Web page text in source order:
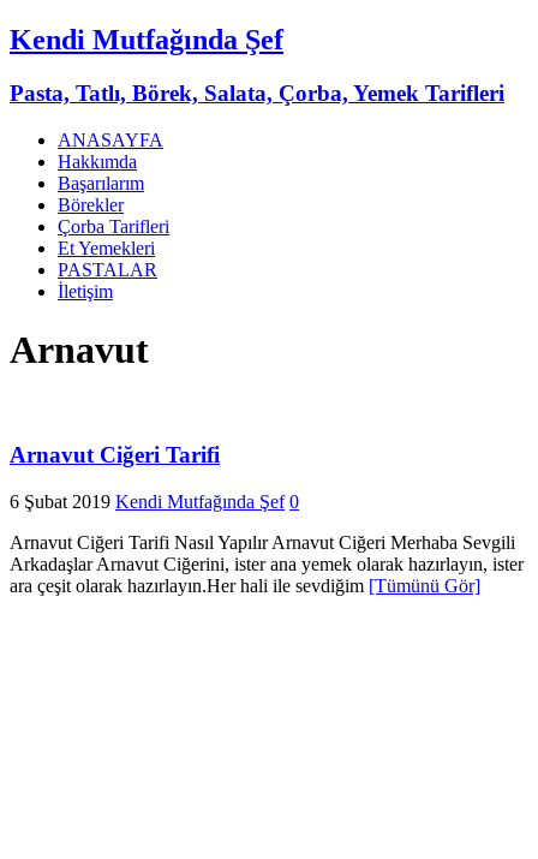
Kendi Mutfağında Şef
Pasta, Tatlı, Börek, Salata, Çorba, Yemek Tarifleri
ANASAYFA
Hakkımda
Başarılarım
Börekler
Çorba Tarifleri
Et Yemekleri
PASTALAR
İletişim
Arnavut
Arnavut Ciğeri Tarifi
6 Şubat 2019 Kendi Mutfağında Şef 0
Arnavut Ciğeri Tarifi Nasıl Yapılır Arnavut Ciğeri Merhaba Sevgili
Arkadaşlar Arnavut Ciğerini, ister ana yemek olarak hazırlayın, ister
ara çeşit olarak hazırlayın.Her hali ile sevdiğim [Tümünü Gör]